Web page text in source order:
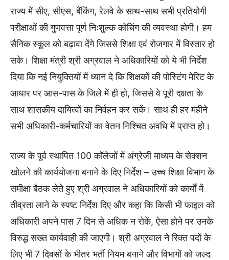
राज्य में सीए, सीएस, बैंकिंग, रेलवे के साथ-साथ सभी प्रतियोगी
परीक्षाओं की गुणवत्ता पूर्ण निःशुल्क कोचिंग की व्यवस्था होगी। हम
सैनिक स्कूल को बढ़ावा देंगे जिससे शिक्षा एवं रोजगार में विस्तार हो
सके। शिक्षा मंत्री श्री अग्रवाल ने अधिकारियों को ये भी निर्देश
दिया कि नई नियुक्तियों में ध्यान दे कि शिक्षकों की पोस्टिंग मेरिट के
आधार पर आस-पास के जिले में ही हो, जिससे वे पूरी दक्षता के
साथ शासकीय दायित्वों का निर्वहन कर सकें। साथ ही हर महीने
सभी अधिकारी-कर्मचारियों का वेतन निश्चित अवधि में प्राप्त हो।
राज्य के पूर्व स्थापित 100 कॉलेजों में अंग्रेजी माध्यम के सेक्शन
खोलने की कार्ययोजना बनाने के दिए निर्देश – उच्च शिक्षा विभाग के
समीक्षा बैठक लेते हुए श्री अग्रवाल ने अधिकारियों को कार्यों में
तीव्रता लाने के स्पष्ट निर्देश दिए और कहा कि किसी भी फाइल को
अधिकारी अपने पास 7 दिन से अधिक न रोकें, ऐसा होने पर उनके
विरुद्ध सख्त कार्यवाही की जाएगी। श्री अग्रवाल ने रिक्त पदों के
लिए भी 7 दिवसों के भीतर भर्ती नियम बनाने और विभागों को जल्द